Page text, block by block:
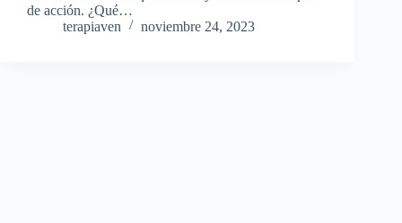
de acción. ¿Qué…
terapiaven
noviembre 24, 2023